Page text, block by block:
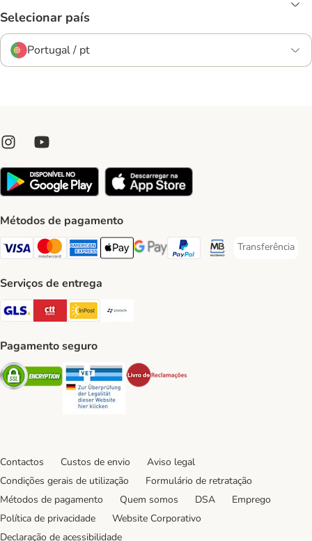
Selecionar país
Portugal / pt
Métodos de pagamento
Visa Payment Method
Mastercard Payment Method
American Express Payment Method
Apple Pay Payment Method
Google Pay Payment Method
PayPal Payment Method
Multibanco Payment
Transferência
Transferência
Serviços de entrega
GLS Shipping Method
CTTExpress Shipping Method
InPost Shipping Method
Pagamento seguro
Security Security
Contactos Custos de envio
Aviso legal
Condições gerais de utilização
Formulário de retratação
Métodos de pagamento
Quem somos DSA
Emprego
Política de privacidade
Website Corporativo
Declaração de acessibilidade